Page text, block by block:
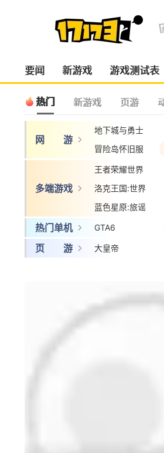
要闻 新游戏 游戏测试表
热门 新游戏 页游
网 游
地下城与勇士
冒险岛怀旧服
多端游戏
王者荣耀世界
洛克王国:世界
蓝色星原:旅谣
热门单机 GTA6
页 游 大皇帝